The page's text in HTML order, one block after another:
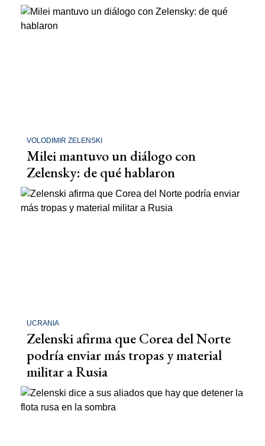
VOLODIMIR ZELENSKI
Milei mantuvo un diálogo con
Zelensky: de qué hablaron
UCRANIA
Zelenski afirma que Corea del Norte
podría enviar más tropas y material
militar a Rusia